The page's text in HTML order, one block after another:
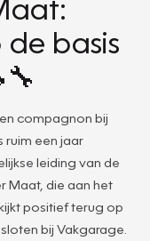
basis
compagnon bij
ruim een jaar
leiding van de
Maat, die aan het
positief terug op
bij Vakgarage.